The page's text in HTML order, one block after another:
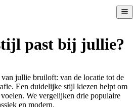
past bij jullie?
jullie bruiloft: van de locatie tot de
Een duidelijke stijl kiezen helpt om
voelen. We vergelijken drie populaire
en modern.